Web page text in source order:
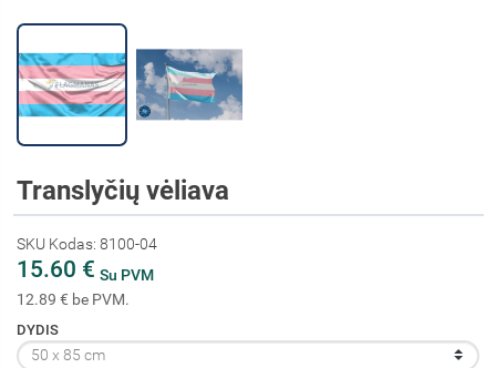
Translyčių vėliava
SKU Kodas: 8100-04
15.60 € Su PVM
12.89 € be PVM.
DYDIS